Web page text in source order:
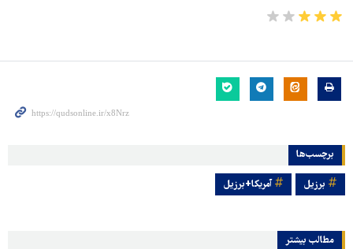
برچسب‌ها
برزیل آمریکا+برزیل
مطالب بیشتر